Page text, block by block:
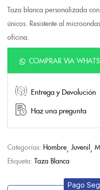
Taza blanca personalizada
únicos. Resistente al
oficina.
COMPRAR VIA
Entrega y Devolución
Haz una pregunta
Categorías: Hombre Juvenil
Etiqueta: Taza Blanca
Pago